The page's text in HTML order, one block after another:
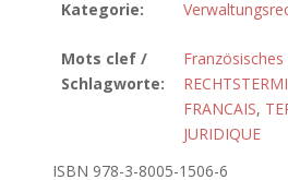
Kategorie:
Mots clef /
Schlagworte:
Französisches
FRANCAIS,
JURIDIQUE
ISBN 978-3-8005-1506-6